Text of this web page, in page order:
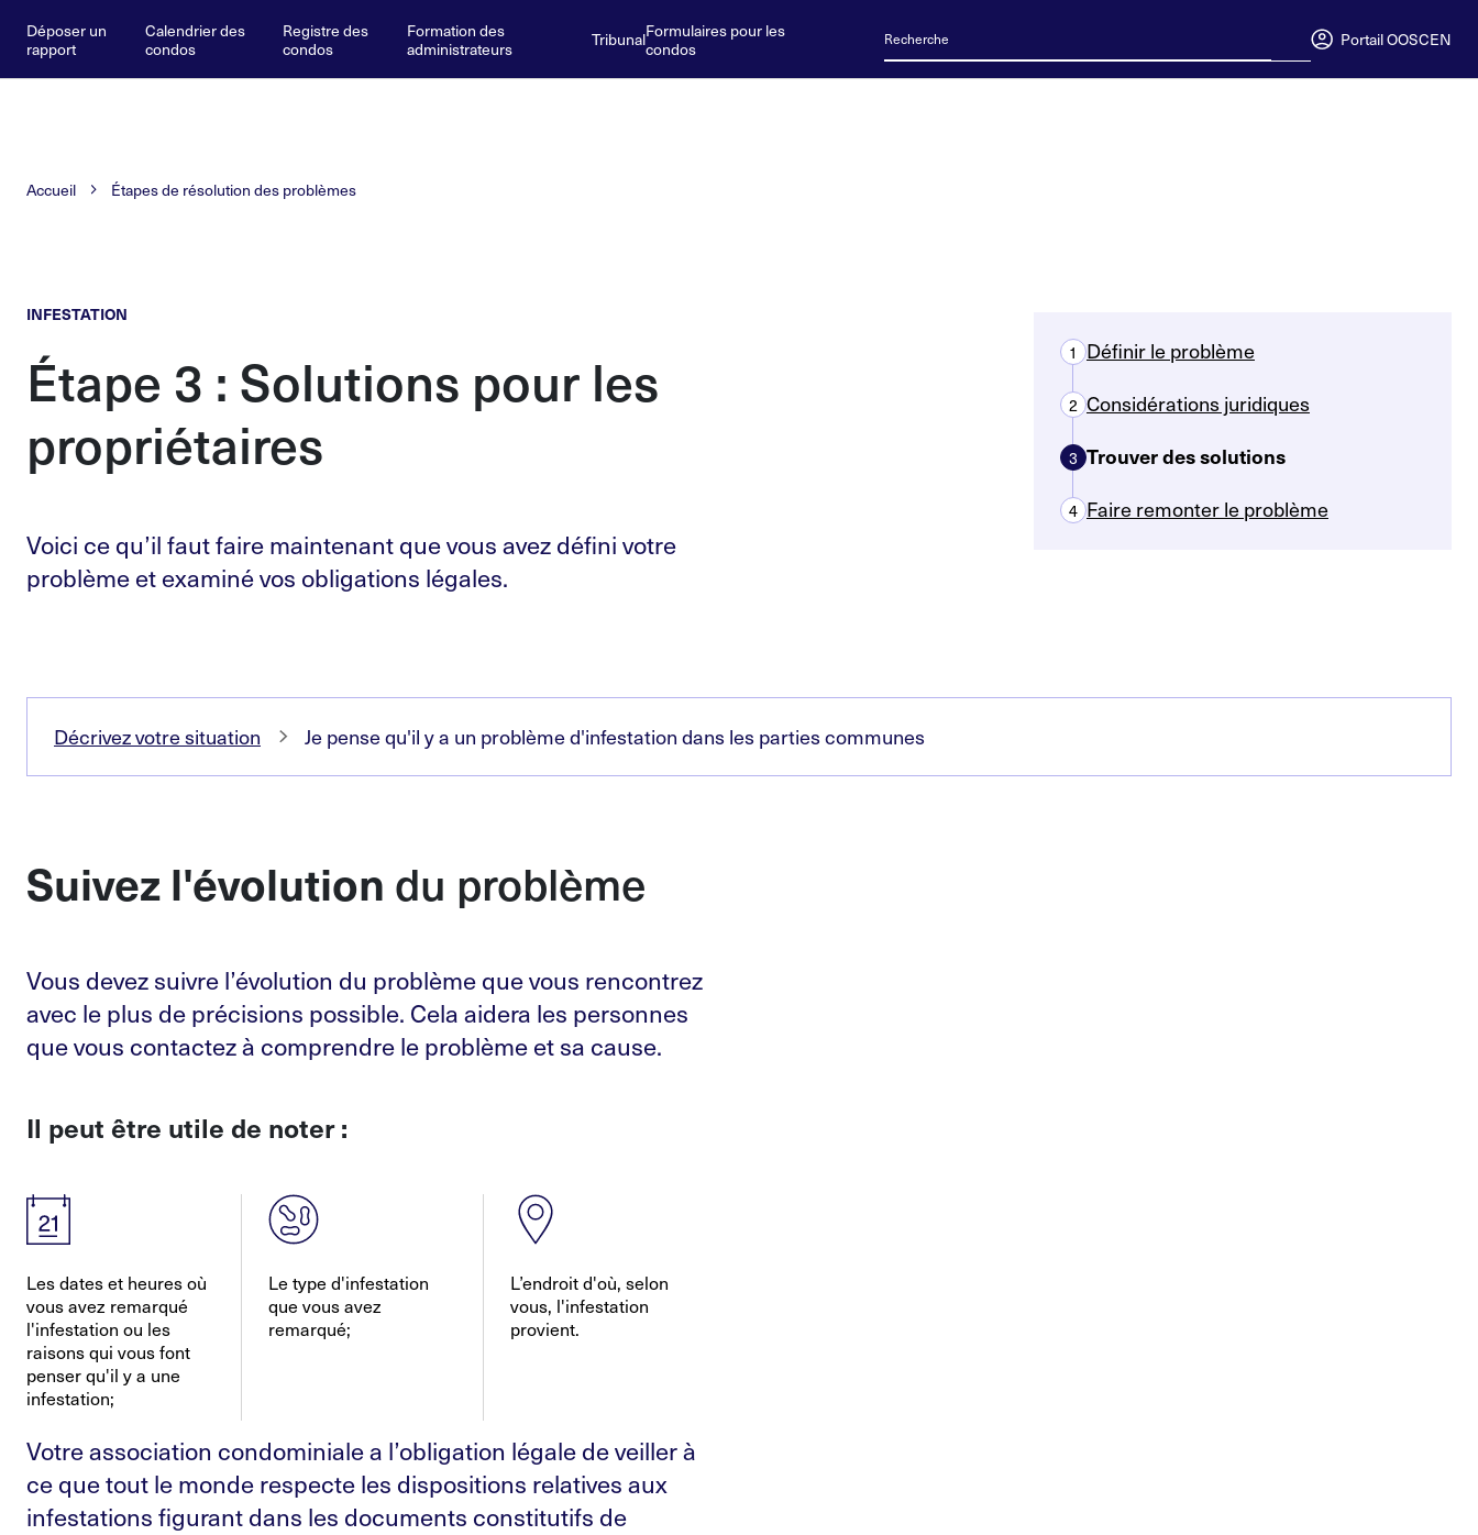
Déposer un
rapport
Calendrier des
condos
Registre des
condos
Formation des
administrateurs
TribunalFormulaires pour les
condos
Portail OOSCEN
Accueil Étapes de résolution des problèmes
INFESTATION
Étape 3 : Solutions pour les
propriétaires
Voici ce qu’il faut faire maintenant que vous avez défini votre
problème et examiné vos obligations légales.
1 Définir le problème
2 Considérations juridiques
3 Trouver des solutions
4 Faire remonter le problème
Décrivez votre situation Je pense qu'il y a un problème d'infestation dans les parties communes
Suivez l'évolution du problème
Vous devez suivre l’évolution du problème que vous rencontrez
avec le plus de précisions possible. Cela aidera les personnes
que vous contactez à comprendre le problème et sa cause.
Il peut être utile de noter :
Les dates et heures où
vous avez remarqué
l'infestation ou les
raisons qui vous font
penser qu'il y a une
infestation;
Le type d'infestation
que vous avez
remarqué;
L’endroit d'où, selon
vous, l'infestation
provient.
Votre association condominiale a l’obligation légale de veiller à
ce que tout le monde respecte les dispositions relatives aux
infestations figurant dans les documents constitutifs de